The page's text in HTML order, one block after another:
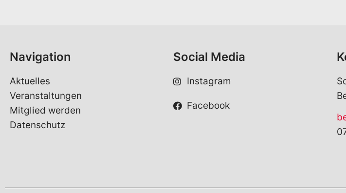
Navigation
Aktuelles
Veranstaltungen
Mitglied werden
Datenschutz
Social Media
Instagram
Facebook